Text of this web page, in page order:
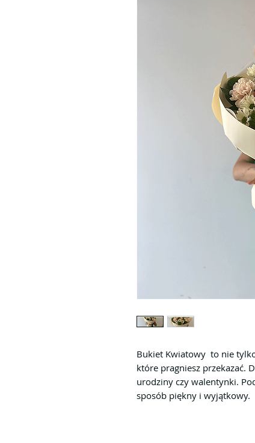
Bukiet Kwiatowy to nie
które pragniesz przekazać.
urodziny czy walentynki.
sposób piękny i wyjątkowy.